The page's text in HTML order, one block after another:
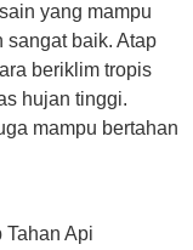
yang mampu
sangat baik. Atap
beriklim tropis
hujan tinggi.
mampu bertahan
Tahan Api